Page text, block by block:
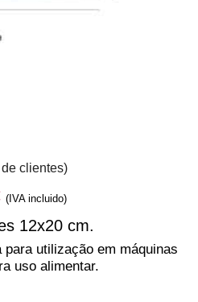
clientes)
(IVA incluido)
12x20 cm.
utilização em máquinas
uso alimentar.